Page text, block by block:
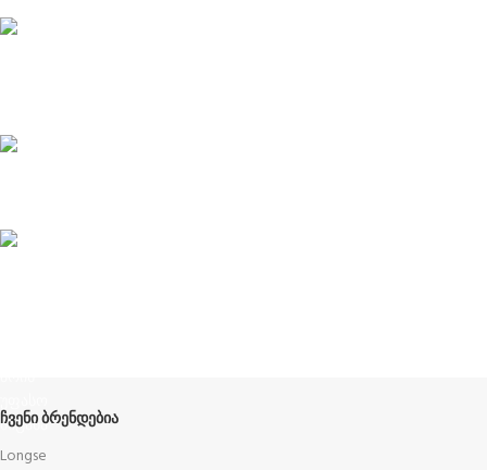
ᲩᲕᲔᲜᲘ ᲑᲠᲔᲜᲓᲔᲑᲘᲐ
Longse